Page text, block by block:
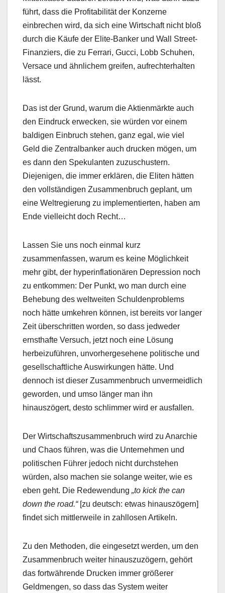
führt, dass die Profitabilität der Konzerne
einbrechen wird, da sich eine Wirtschaft nicht bloß
durch die Käufe der Elite-Banker und Wall Street-
Finanziers, die zu Ferrari, Gucci, Lobb Schuhen,
Versace und ähnlichem greifen, aufrechterhalten
lässt.
Das ist der Grund, warum die Aktienmärkte auch
den Eindruck erwecken, sie würden vor einem
baldigen Einbruch stehen, ganz egal, wie viel
Geld die Zentralbanker auch drucken mögen, um
es dann den Spekulanten zuzuschustern.
Diejenigen, die immer erklären, die Eliten hätten
den vollständigen Zusammenbruch geplant, um
eine Weltregierung zu implementierten, haben am
Ende vielleicht doch Recht…
Lassen Sie uns noch einmal kurz
zusammenfassen, warum es keine Möglichkeit
mehr gibt, der hyperinflationären Depression noch
zu entkommen: Der Punkt, wo man durch eine
Behebung des weltweiten Schuldenproblems
noch hätte umkehren können, ist bereits vor langer
Zeit überschritten worden, so dass jedweder
ernsthafte Versuch, jetzt noch eine Lösung
herbeizuführen, unvorhergesehene politische und
gesellschaftliche Auswirkungen hätte. Und
dennoch ist dieser Zusammenbruch unvermeidlich
geworden, und umso länger man ihn
hinauszögert, desto schlimmer wird er ausfallen.
Der Wirtschaftszusammenbruch wird zu Anarchie
und Chaos führen, was die Unternehmen und
politischen Führer jedoch nicht durchstehen
würden, also machen sie solange weiter, wie es
eben geht. Die Redewendung „to kick the can
down the road.“[zu deutsch: etwas hinauszögern]
findet sich mittlerweile in zahllosen Artikeln.
Zu den Methoden, die eingesetzt werden, um den
Zusammenbruch weiter hinauszuzögern, gehört
das fortwährende Drucken immer größerer
Geldmengen, so dass das System weiter